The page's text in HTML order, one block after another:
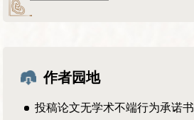
作者园地
投稿论文无学术不端行为承诺书